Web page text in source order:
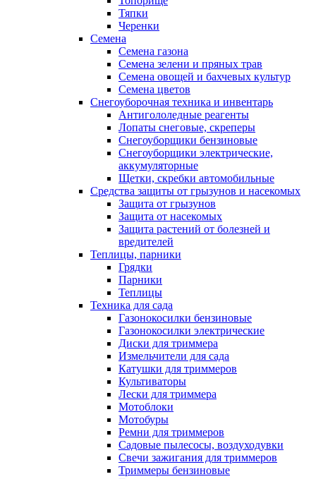
Тяпки
Черенки
Семена
Семена газона
Семена зелени и пряных трав
Семена овощей и бахчевых культур
Семена цветов
Снегоуборочная техника и инвентарь
Антигололедные реагенты
Лопаты снеговые, скреперы
Снегоуборщики бензиновые
Снегоуборщики электрические,
аккумуляторные
Щетки, скребки автомобильные
Средства защиты от грызунов и насекомых
Защита от грызунов
Защита от насекомых
Защита растений от болезней и
вредителей
Теплицы, парники
Грядки
Парники
Теплицы
Техника для сада
Газонокосилки бензиновые
Газонокосилки электрические
Диски для триммера
Измельчители для сада
Катушки для триммеров
Культиваторы
Лески для триммера
Мотоблоки
Мотобуры
Ремни для триммеров
Садовые пылесосы, воздуходувки
Свечи зажигания для триммеров
Триммеры бензиновые